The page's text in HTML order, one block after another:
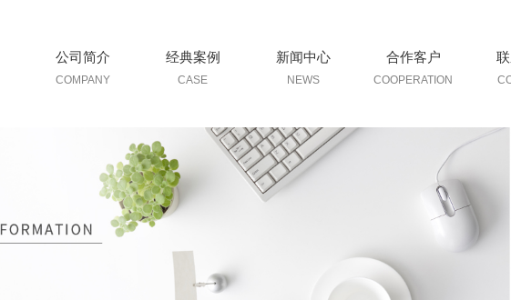
公司简介
COMPANY
经典案例
CASE
新闻中心
NEWS
合作客户
COOPERATION